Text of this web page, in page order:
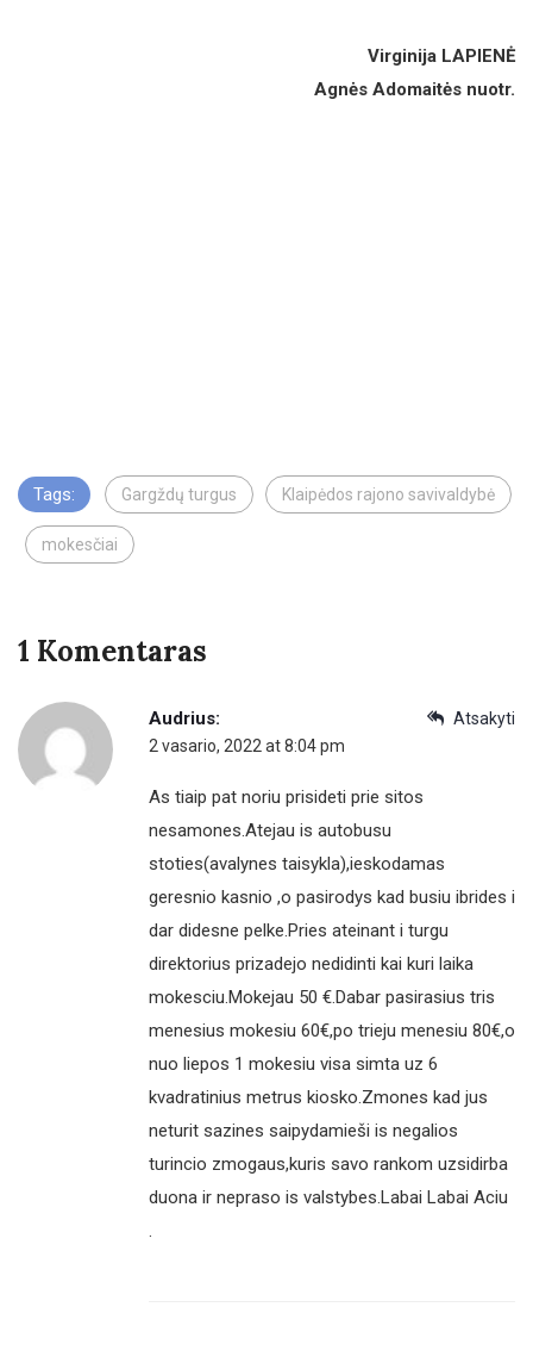
Virginija LAPIENĖ
Agnės Adomaitės nuotr.
Tags: Gargždų turgus Klaipėdos rajono savivaldybė
mokesčiai
1 Komentaras
Atsakyti
Audrius:
2 vasario, 2022 at 8:04 pm
As tiaip pat noriu prisideti prie sitos
nesamones.Atejau is autobusu
stoties(avalynes taisykla),ieskodamas
geresnio kasnio ,o pasirodys kad busiu ibrides i
dar didesne pelke.Pries ateinant i turgu
direktorius prizadejo nedidinti kai kuri laika
mokesciu.Mokejau 50 €.Dabar pasirasius tris
menesius mokesiu 60€,po trieju menesiu 80€,o
nuo liepos 1 mokesiu visa simta uz 6
kvadratinius metrus kiosko.Zmones kad jus
neturit sazines saipydamieši is negalios
turincio zmogaus,kuris savo rankom uzsidirba
duona ir nepraso is valstybes.Labai Labai Aciu
.